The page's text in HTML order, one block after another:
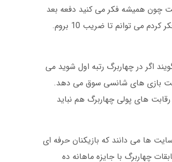
چون همیشه فکر می کنید دفعه بعد
می توانید ضریب بالاتری بگیرید. من خودم یک بار 500 هزار تومان در این بازی از دست دادم چون فکر کردم می توانم تا ضریب 10 بروم.
اگر در چهاربرگ رتبه اول شوید می
سمت بازی های شانسی سوق می دهد.
های پولی چهاربرگ هم نباید
ها می دانند که بازیکنان حرفه ای
چهاربرگ با جایزه ماهانه ده